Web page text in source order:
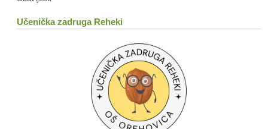
Učenička zadruga Reheki